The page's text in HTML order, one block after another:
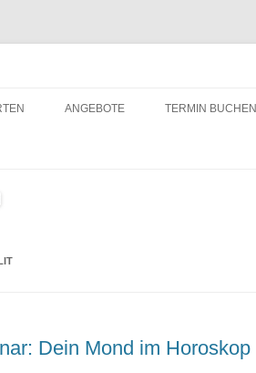
ANGEBOTE TERMIN BUCHEN
Dein Mond im Horoskop